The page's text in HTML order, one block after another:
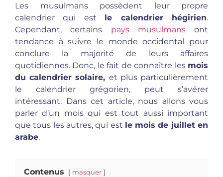
Les musulmans possèdent leur propre
calendrier qui est le calendrier hégirien.
Cependant, certains pays musulmansont
tendance à suivre le monde occidental pour
conclure la majorité de leurs affaires
quotidiennes. Donc, le fait de connaître les mois
du calendrier solaire, et plus particulièrement
le calendrier grégorien, peut s’avérer
intéressant. Dans cet article, nous allons vous
parler d’un mois qui est tout aussi important
que tous les autres, qui est le mois de juillet en
arabe.
Contenus masquer